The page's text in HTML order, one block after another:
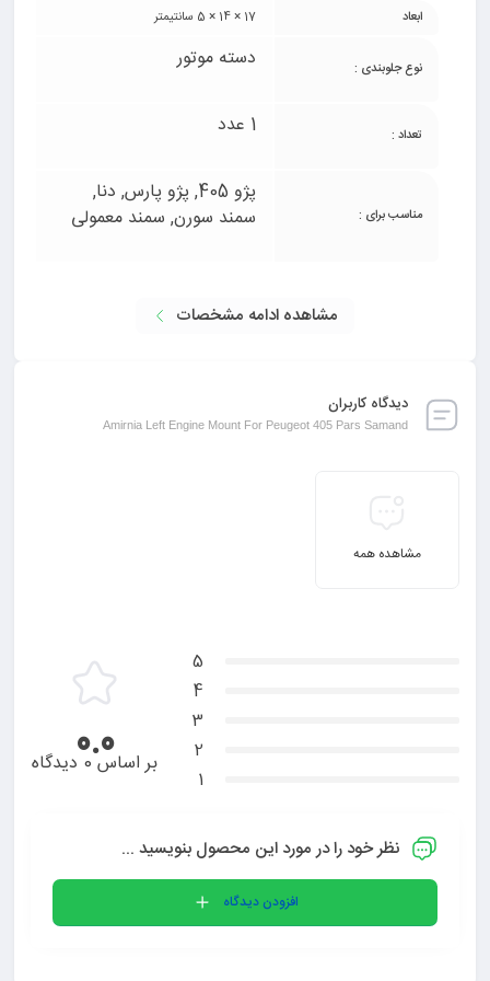
ابعاد 17 × 14 × 5 سانتیمتر
نوع جلوبندی : دسته موتور
تعداد : 1 عدد
مناسب برای :
پژو 405, پژو پارس, دنا,
سمند سورن, سمند معمولی
مشاهده ادامه مشخصات
دیدگاه کاربران
Amirnia Left Engine Mount For Peugeot 405 Pars Samand
مشاهده همه
5
4
3
2
1
0.0بر اساس 0 دیدگاه
نظر خود را در مورد این محصول بنویسید ...
افزودن دیدگاه